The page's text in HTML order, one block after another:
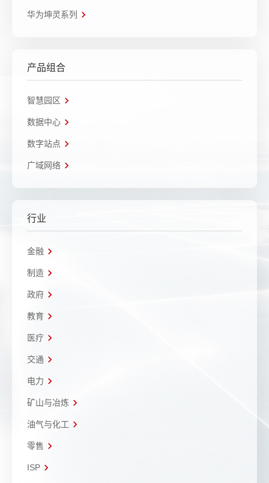
华为坤灵系列
产品组合
智慧园区
数据中心
数字站点
广域网络
行业
金融
制造
政府
教育
医疗
交通
电力
矿山与冶炼
油气与化工
零售
ISP